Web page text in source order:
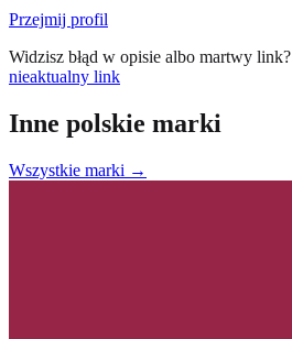
Przejmij profil
Widzisz błąd w opisie albo martwy link?
nieaktualny link
Inne polskie marki
Wszystkie marki →